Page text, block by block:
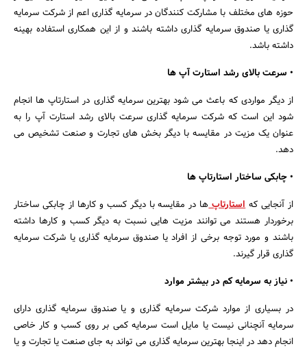
حوزه های مختلف با مشارکت کنندگان در سرمایه گذاری اعم از شرکت سرمایه
گذاری یا صندوق سرمایه گذاری داشته باشند و از این همکاری استفاده بهینه
داشته باشد.
• سرعت بالای رشد استارت آپ ها
از دیگر مواردی که باعث می شود بهترین سرمایه گذاری در استارتاپ ها انجام
شود این است که شرکت سرمایه گذاری سرعت بالای رشد استارت آپ را به
عنوان یک مزیت در مقایسه با دیگر بخش های تجارت و صنعت تشخیص می
دهد.
• چابکی ساختار استارتاپ ها
از آنجایی کهاستارتاپها در مقایسه با دیگر کسب و کارها از چابکی ساختار
برخوردار هستند می توانند مزیت هایی نسبت به دیگر کسب و کارها داشته
باشند و مورد توجه برخی از افراد یا صندوق سرمایه گذاری یا شرکت سرمایه
گذاری قرار گیرند.
• نیاز به سرمایه کم در بیشتر موارد
در بسیاری از موارد شرکت سرمایه گذاری و یا صندوق سرمایه گذاری دارای
سرمایه آنچنانی نیست یا مایل است سرمایه کمی بر روی کسب و کار خاصی
انجام دهد در اینجا بهترین سرمایه گذاری می تواند به جای صنعت یا تجارت و یا